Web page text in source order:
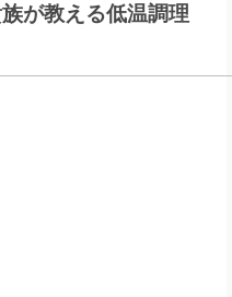
が教える低温調理